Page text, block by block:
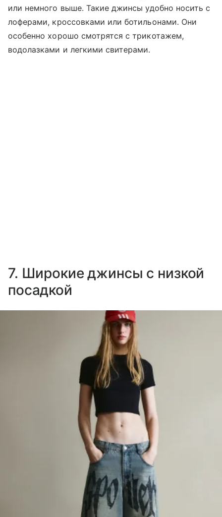
или немного выше. Такие джинсы удобно носить с
лоферами, кроссовками или ботильонами. Они
особенно хорошо смотрятся с трикотажем,
водолазками и легкими свитерами.
7. Широкие джинсы с низкой
посадкой